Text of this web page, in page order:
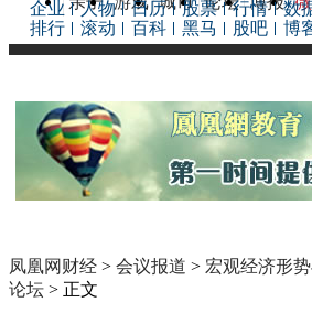
企业
人物 日历 股票 行情 数
排行
滚动 百科 黑马 股吧 博
凤凰网财经 > 会议报道 > 宏观经济形
论坛 > 正文